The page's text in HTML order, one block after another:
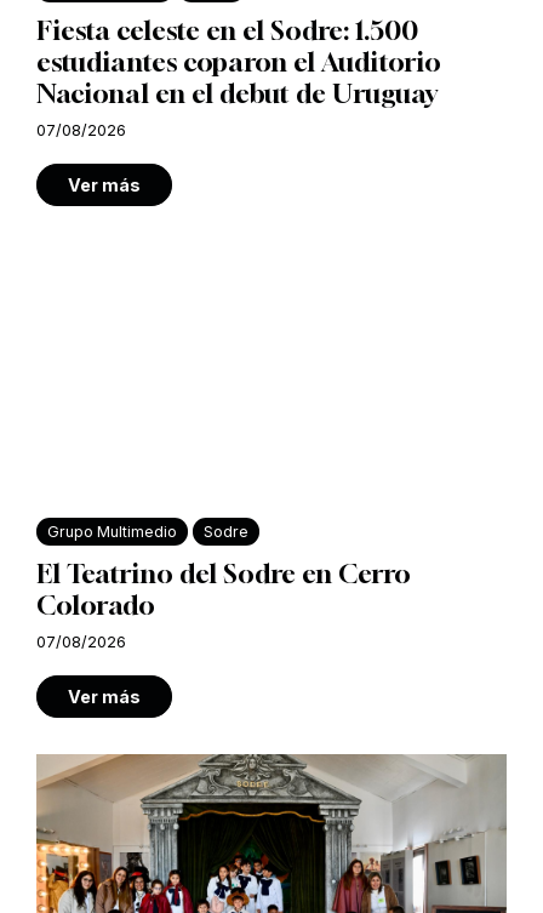
Fiesta celeste en el Sodre: 1.500
estudiantes coparon el Auditorio
Nacional en el debut de Uruguay
07/08/2026
Ver más
Grupo Multimedio Sodre
El Teatrino del Sodre en Cerro
Colorado
07/08/2026
Ver más